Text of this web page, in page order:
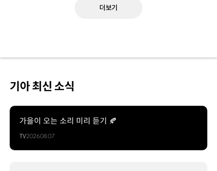
더보기
기아 최신 소식
가을이 오는 소리 미리 듣기 🍂
TV2026.08.07